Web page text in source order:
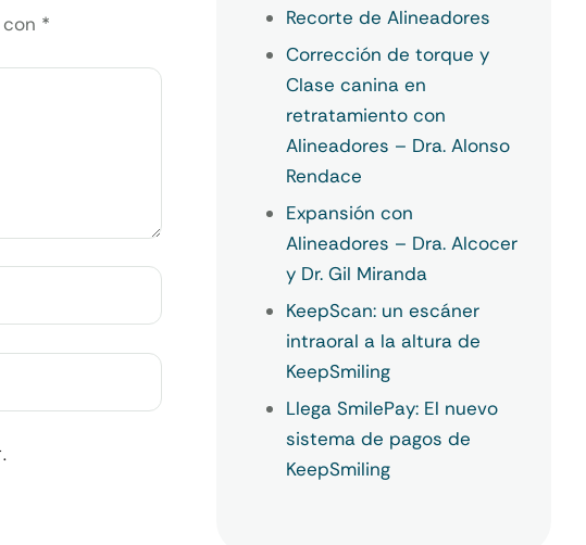
*
Recorte de Alineadores
Corrección de torque y
Clase canina en
retratamiento con
Alineadores – Dra. Alonso
Rendace
Expansión con
Alineadores – Dra. Alcocer
y Dr. Gil Miranda
KeepScan: un escáner
intraoral a la altura de
KeepSmiling
Llega SmilePay: El nuevo
sistema de pagos de
KeepSmiling